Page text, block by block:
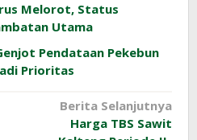
Melorot, Status
Utama
Pendataan Pekebun
Prioritas
Berita Selanjutnya
Harga TBS Sawit